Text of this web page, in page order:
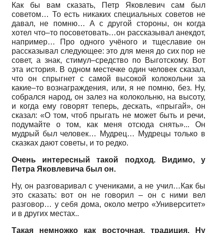
Как бы вам сказать, Петр Яковлевич сам был
советом… То есть никаких специальных советов не
давал, не помню… А с другой стороны, он когда
хотел что–то посоветовать…он рассказывал анекдот,
например… Про одного учёного и тщеславие он
рассказывал следующее: это для меня до сих пор не
совет, а знак, стимул–средство по Выготскому. Вот
эта история. В одном местечке один человек сказал,
что он спрыгнет с самой высокой колокольни за
какие–то вознаграждения, или, я не помню, без. Ну,
собрался народ, он залез на колокольню, на высоту,
и когда ему говорят теперь, дескать, «прыгай», он
сказал: «О том, чтоб прыгать не может быть и речи,
подумайте о том, как меня отсюда снять»... Он
мудрый был человек… Мудрец… Мудрецы только в
сказках дают советы, и то редко.
Очень интересный такой подход. Видимо, у
Петра Яковлевича был он.
Ну, он разговаривал с учениками, а не учил…Как бы
это сказать: вот он не говорил – он с ними вел
разговор… у себя дома, около метро «Университет»
и в других местах..
Такая немножко как восточная, традиция. Ну